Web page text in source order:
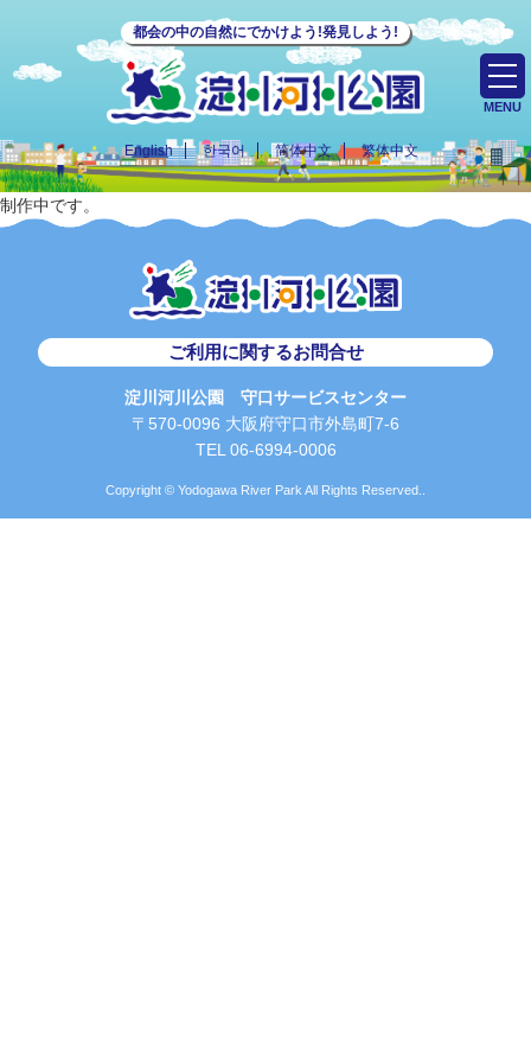
都会の中の自然にでかけよう!発見しよう!
English 한국어 简体中文 繁体中文
MENU
制作中です。
ご利用に関するお問合せ
淀川河川公園 守口サービスセンター
〒570-0096 大阪府守口市外島町7-6
TEL 06-6994-0006
Copyright © Yodogawa River Park All Rights Reserved..